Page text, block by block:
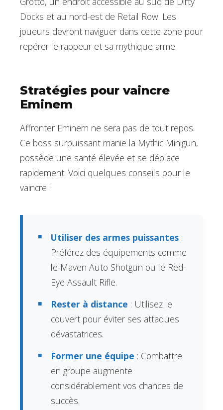
Docks et au nord-est de Retail Row. Les
joueurs devront naviguer dans cette zone pour
repérer le rappeur et sa mythique arme.
Stratégies pour vaincre
Eminem
Affronter Eminem ne sera pas de tout repos.
Ce boss surpuissant manie la Mythic Minigun,
possède une santé élevée et se déplace
rapidement. Voici quelques conseils pour le
vaincre :
Utiliser des armes puissantes :
Préférez des équipements comme
le Maven Auto Shotgun ou le Red-
Eye Assault Rifle.
Rester à distance : Utilisez le
couvert pour éviter ses attaques
dévastatrices.
Former une équipe : Combattre
en groupe augmente
considérablement vos chances de
succès.